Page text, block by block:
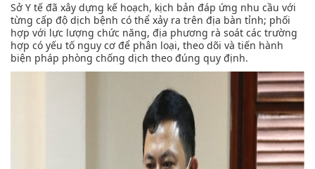
Sở Y tế đã xây dựng kế hoạch, kịch bản đáp ứng nhu cầu với
từng cấp độ dịch bệnh có thể xảy ra trên địa bàn tỉnh; phối
hợp với lực lượng chức năng, địa phương rà soát các trường
hợp có yếu tố nguy cơ để phân loại, theo dõi và tiến hành
biện pháp phòng chống dịch theo đúng quy định.